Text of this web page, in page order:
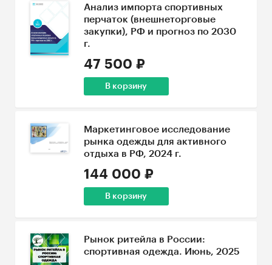
Анализ импорта спортивных
перчаток (внешнеторговые
закупки), РФ и прогноз по 2030
г.
47 500 ₽
В корзину
Маркетинговое исследование
рынка одежды для активного
отдыха в РФ, 2024 г.
144 000 ₽
В корзину
Рынок ритейла в России:
спортивная одежда. Июнь, 2025